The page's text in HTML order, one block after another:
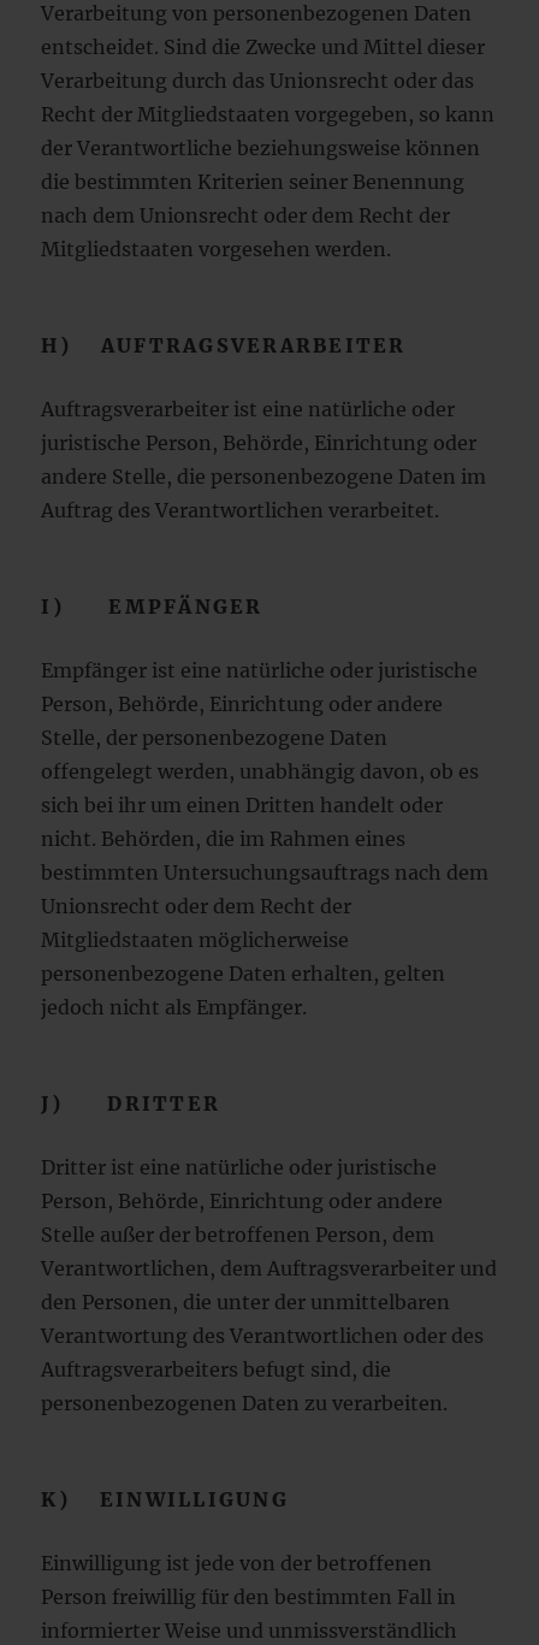
Verarbeitung von personenbezogenen Daten
entscheidet. Sind die Zwecke und Mittel dieser
Verarbeitung durch das Unionsrecht oder das
Recht der Mitgliedstaaten vorgegeben, so kann
der Verantwortliche beziehungsweise können
die bestimmten Kriterien seiner Benennung
nach dem Unionsrecht oder dem Recht der
Mitgliedstaaten vorgesehen werden.
H) AUFTRAGSVERARBEITER
Auftragsverarbeiter ist eine natürliche oder
juristische Person, Behörde, Einrichtung oder
andere Stelle, die personenbezogene Daten im
Auftrag des Verantwortlichen verarbeitet.
I) EMPFÄNGER
Empfänger ist eine natürliche oder juristische
Person, Behörde, Einrichtung oder andere
Stelle, der personenbezogene Daten
offengelegt werden, unabhängig davon, ob es
sich bei ihr um einen Dritten handelt oder
nicht. Behörden, die im Rahmen eines
bestimmten Untersuchungsauftrags nach dem
Unionsrecht oder dem Recht der
Mitgliedstaaten möglicherweise
personenbezogene Daten erhalten, gelten
jedoch nicht als Empfänger.
J) DRITTER
Dritter ist eine natürliche oder juristische
Person, Behörde, Einrichtung oder andere
Stelle außer der betroffenen Person, dem
Verantwortlichen, dem Auftragsverarbeiter und
den Personen, die unter der unmittelbaren
Verantwortung des Verantwortlichen oder des
Auftragsverarbeiters befugt sind, die
personenbezogenen Daten zu verarbeiten.
K) EINWILLIGUNG
Einwilligung ist jede von der betroffenen
Person freiwillig für den bestimmten Fall in
informierter Weise und unmissverständlich